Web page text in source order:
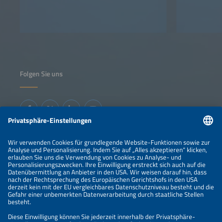
Folgen Sie uns
Informationen
IMPRESSUM
KONTAKT
ÜBER UNS